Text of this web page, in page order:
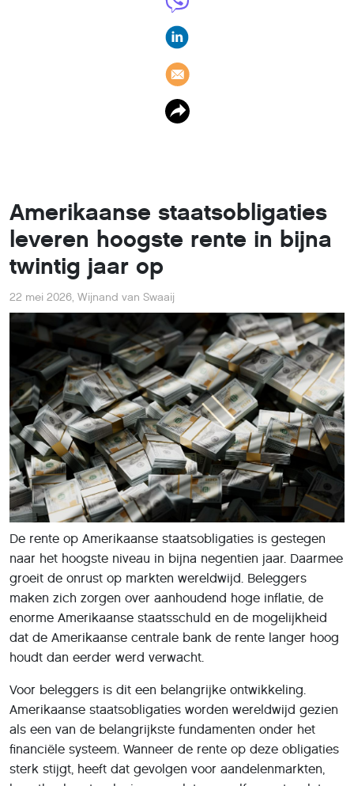
Amerikaanse staatsobligaties
leveren hoogste rente in bijna
twintig jaar op
22 mei 2026, Wijnand van Swaaij
De rente op Amerikaanse staatsobligaties is gestegen
naar het hoogste niveau in bijna negentien jaar. Daarmee
groeit de onrust op markten wereldwijd. Beleggers
maken zich zorgen over aanhoudend hoge inflatie, de
enorme Amerikaanse staatsschuld en de mogelijkheid
dat de Amerikaanse centrale bank de rente langer hoog
houdt dan eerder werd verwacht.
Voor beleggers is dit een belangrijke ontwikkeling.
Amerikaanse staatsobligaties worden wereldwijd gezien
als een van de belangrijkste fundamenten onder het
financiële systeem. Wanneer de rente op deze obligaties
sterk stijgt, heeft dat gevolgen voor aandelenmarkten,